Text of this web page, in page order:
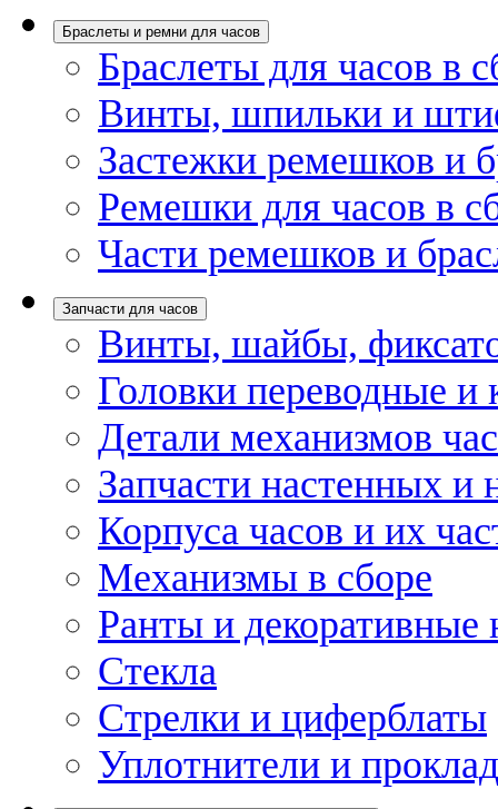
Браслеты и ремни для часов
Браслеты для часов в
Винты, шпильки и
Застежки ремешков и
Ремешки для часов в
Части ремешков и
Запчасти для часов
Винты, шайбы,
Головки переводные и
Детали механизмов
Запчасти настенных и
Корпуса часов и их
Механизмы в сборе
Ранты и декоративные
Стекла
Стрелки и циферблаты
Уплотнители и